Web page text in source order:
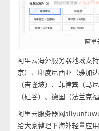
阿里
阿里云海外服务器地域支
京）、印度尼西亚（雅加
（吉隆坡）、菲律宾（马
（硅谷）、德国（法兰克
阿里云服务器网
给大家整理下海外轻量应